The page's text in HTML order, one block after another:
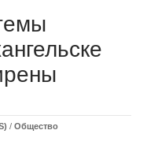
/ Общество